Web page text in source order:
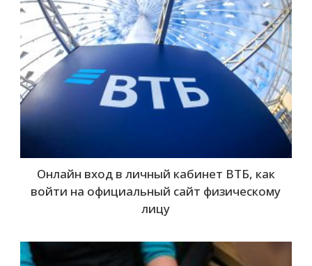
Онлайн вход в личный кабинет ВТБ, как
войти на официальный сайт физическому
лицу